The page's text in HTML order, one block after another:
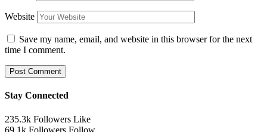
Website
Save my name, email, and website in this browser for the next
time I comment.
Stay Connected
235.3k Followers Like
69.1k Followers Follow